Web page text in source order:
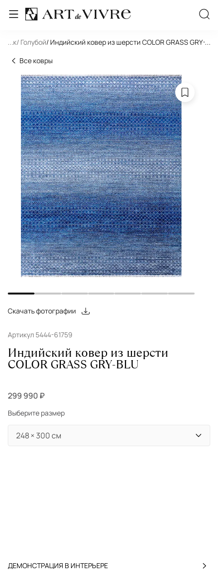
... / Голубой/ Индийский ковер из шерсти COLOR GRASS GRY-BLU
...
Все ковры
Скачать фотографии
Артикул 5444-61759
Индийский ковер из шерсти
COLOR GRASS GRY-BLU
299 990 ₽
Выберите размер
ДЕМОНСТРАЦИЯ В ИНТЕРЬЕРЕ